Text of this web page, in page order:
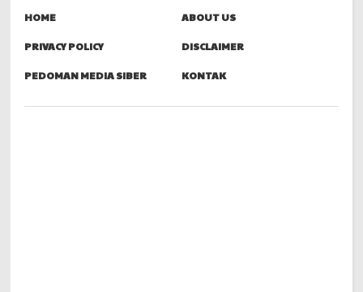
HOME ABOUT US
PRIVACY POLICY DISCLAIMER
PEDOMAN MEDIA SIBER KONTAK